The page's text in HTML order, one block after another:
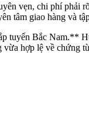
vẹn, chi phí
tâm giao hàng và
tuyến Bắc Nam.**
vừa hợp lệ về chứng